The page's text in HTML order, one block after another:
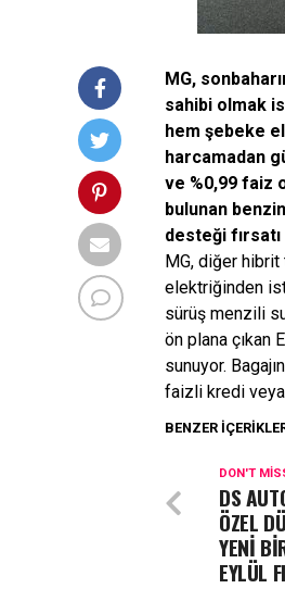
MG,
sahibi olmak
hem şebeke
harcamadan
ve %0,99 faiz
bulunan
desteği
MG, diğer
elektriğinden
sürüş menzili
ön plana çıkan
sunuyor.
faizli kredi veya
BENZER
DON'T
DS
ÖZEL
YENİ
EYLÜL